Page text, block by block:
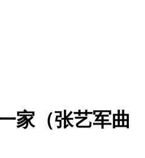
家（张艺军曲